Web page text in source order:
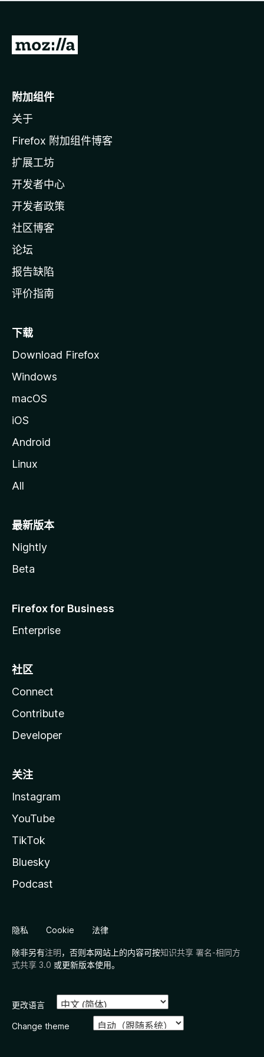
无
转
o
i
l
a
主
页
附加组件
关于
Firefox 附加组件博客
扩展工坊
开发者中心
开发者政策
社区博客
论坛
报告缺陷
评价指南
下载
Download Firefox
Windows
macOS
iOS
Android
Linux
All
最新版本
Nightly
Beta
Firefox for Business
Enterprise
社区
Connect
Contribute
Developer
关注
Instagram
YouTube
TikTok
Bluesky
Podcast
隐私 Cookie 法律
除非另有注明，否则本网站上的内容可按知识共享 署名-相同方
式共享 3.0 或更新版本使用。
更改语言
Change theme